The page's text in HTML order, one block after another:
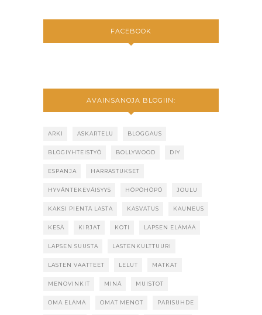
FACEBOOK
AVAINSANOJA BLOGIIN:
ARKI ASKARTELU BLOGGAUS
BLOGIYHTEISTYÖ BOLLYWOOD DIY
ESPANJA HARRASTUKSET
HYVÄNTEKEVÄISYYS HÖPÖHÖPÖ JOULU
KAKSI PIENTÄ LASTA KASVATUS KAUNEUS
KESÄ KIRJAT KOTI LAPSEN ELÄMÄÄ
LAPSEN SUUSTA LASTENKULTTUURI
LASTEN VAATTEET LELUT MATKAT
MENOVINKIT MINÄ MUISTOT
OMA ELÄMÄ OMAT MENOT PARISUHDE